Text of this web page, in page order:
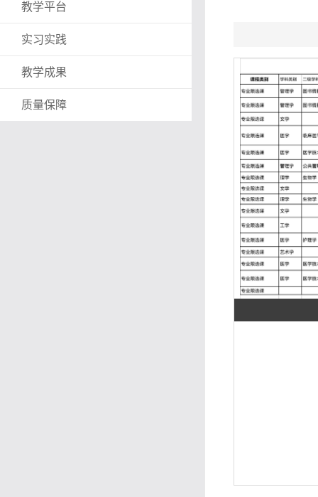
教学平台
实习实践
教学成果
质量保障